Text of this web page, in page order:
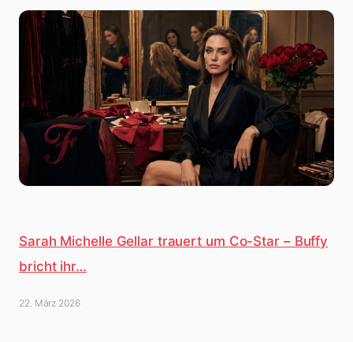
Sarah Michelle Gellar trauert um Co-Star – Buffy
bricht ihr…
22. März 2026